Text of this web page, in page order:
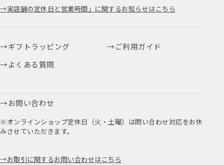
実店舗の定休日と営業時間」に関するお知らせはこちら
ギフトラッピング
ご利用ガイド
よくある質問
お問い合わせ
※オンラインショップ定休日（火・土曜）は問い合わせ対応をお休
みさせていただきます。
お取引に関するお問い合わせはこちら